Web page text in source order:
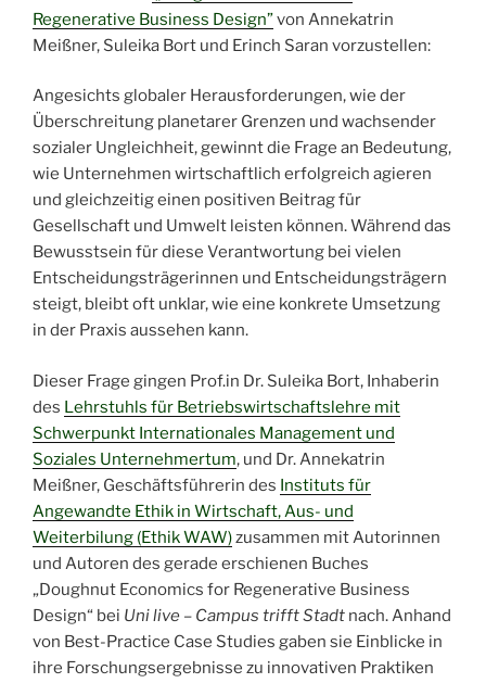
Regenerative Business Design”von Annekatrin
Meißner, Suleika Bort und Erinch Saran vorzustellen:
Angesichts globaler Herausforderungen, wie der
Überschreitung planetarer Grenzen und wachsender
sozialer Ungleichheit, gewinnt die Frage an Bedeutung,
wie Unternehmen wirtschaftlich erfolgreich agieren
und gleichzeitig einen positiven Beitrag für
Gesellschaft und Umwelt leisten können. Während das
Bewusstsein für diese Verantwortung bei vielen
Entscheidungsträgerinnen und Entscheidungsträgern
steigt, bleibt oft unklar, wie eine konkrete Umsetzung
in der Praxis aussehen kann.
Dieser Frage gingen Prof.in Dr. Suleika Bort, Inhaberin
des Lehrstuhls für Betriebswirtschaftslehre mit
Schwerpunkt Internationales Management und
Soziales Unternehmertum, und Dr. Annekatrin
Meißner, Geschäftsführerin des Instituts für
Angewandte Ethik in Wirtschaft, Aus- und
Weiterbilung (Ethik WAW)zusammen mit Autorinnen
und Autoren des gerade erschienen Buches
„Doughnut Economics for Regenerative Business
Design“ bei Uni live – Campus trifft Stadt nach. Anhand
von Best-Practice Case Studies gaben sie Einblicke in
ihre Forschungsergebnisse zu innovativen Praktiken